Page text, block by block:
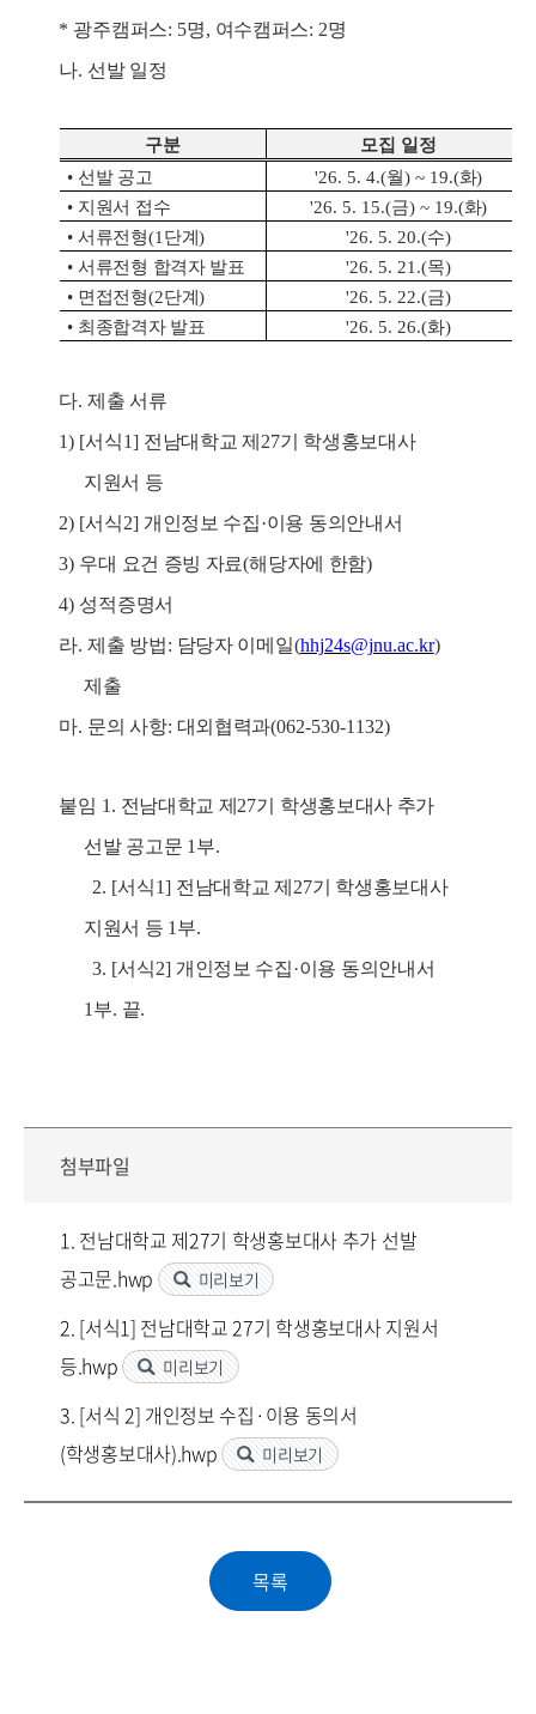
* 광주캠퍼스: 5명, 여수캠퍼스: 2명
나. 선발 일정
구분
모집 일정
• 선발 공고 '26. 5. 4.(월) ~ 19.(화)
• 지원서 접수 '26. 5. 15.(금) ~ 19.(화)
• 서류전형(1 단계) '26. 5. 20.(수)
• 서류전형 합격자 발표 '26. 5. 21.(목)
• 면접전형(2단계) '26. 5. 22.(금)
• 최종합격자 발표 '26. 5. 26.(화)
다.제출 서류
1) [서식1] 전남대학교 제 27기 학생홍보대사
지원서 등
2) [서식2] 개인정보 수집·이용 동의안내서
3) 우대 요건 증빙 자료(해당자에 한함)
4) 성적증명서
라.제출 방법: 담당자 이메일(hhj24s@jnu.ac.kr)
제출
마. 문의 사항: 대외협력과(062-530-1132)
붙임 1. 전남대학교 제 27기 학생홍보대사 추가
선발 공고문 1 부.
2. [서식1] 전남대학교 제 27기 학생홍보대사
지원서 등 1 부.
3. [서식2] 개인정보 수집·이용 동의안내서
1 부. 끝.
첨부파일
1. 전남대학교 제27기 학생홍보대사 추가 선발
공고문.hwp
미리보기
2. [서식1] 전남대학교 27기 학생홍보대사 지원서
등.hwp
미리보기
3. [서식 2] 개인정보 수집·이용 동의서
(학생홍보대사).hwp
미리보기